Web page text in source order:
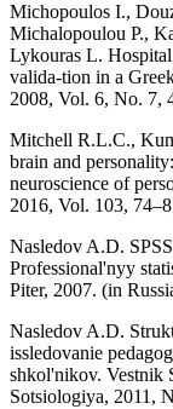
Michopoulos I.,
Michalopoulou P.,
Lykouras L.
valida-tion in a
2008, Vol. 6, No. 7,
Mitchell R.L.C.,
brain and
neuroscience of
2016, Vol. 103,
Nasledov A.D.
Professional'nyy
Piter, 2007. (in
Nasledov A.D.
issledovanie
shkol'nikov. Vestnik
Sotsiologiya, 2011,